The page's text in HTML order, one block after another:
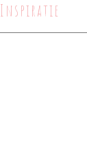
Inspiratie